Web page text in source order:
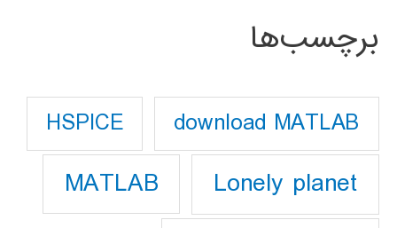
برچسب‌ها
download MATLAB
HSPICE
Lonely planet
MATLAB